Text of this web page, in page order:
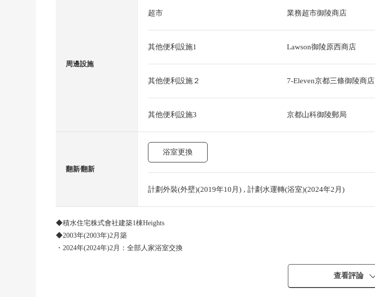
周邊設施
超市 業務超市御陵商店
其他便利設施1 Lawson御陵原西商店
其他便利設施２ 7-Eleven京都三條御陵商店
其他便利設施3 京都山科御陵郵局
翻新⁄翻新
浴室更換
計劃外裝(外壁)(2019年10月) , 計劃水運轉(浴室)(2024年2月)
◆積水住宅株式會社建築1棟Heights
◆2003年(2003年)2月築
・2024年(2024年)2月：全部人家浴室交換
查看評論